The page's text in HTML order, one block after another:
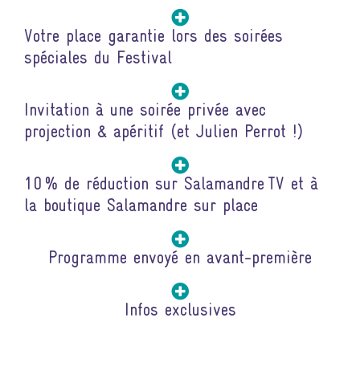
Votre place garantie lors des soirées
spéciales du Festival
Invitation à une soirée privée avec
projection & apéritif (et Julien Perrot !)
10 % de réduction sur Salamandre TV et à
la boutique Salamandre sur place
Programme envoyé en avant-première
Infos exclusives